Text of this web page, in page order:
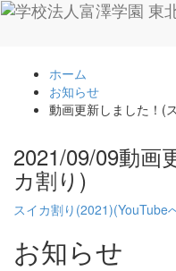
ホーム
お知らせ
動画更新しました！(
2021/09/09動画
カ割り)
スイカ割り(2021)(YouTube
お知らせ